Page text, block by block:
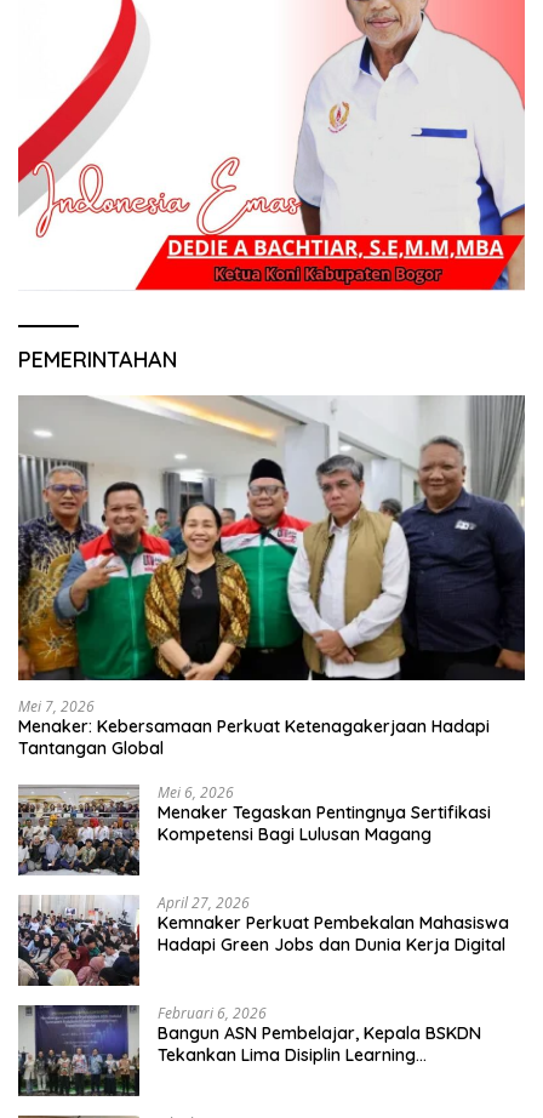
PEMERINTAHAN
Mei 7, 2026
Menaker: Kebersamaan Perkuat Ketenagakerjaan Hadapi
Tantangan Global
Mei 6, 2026
Menaker Tegaskan Pentingnya Sertifikasi
Kompetensi Bagi Lulusan Magang
April 27, 2026
Kemnaker Perkuat Pembekalan Mahasiswa
Hadapi Green Jobs dan Dunia Kerja Digital
Februari 6, 2026
Bangun ASN Pembelajar, Kepala BSKDN
Tekankan Lima Disiplin Learning